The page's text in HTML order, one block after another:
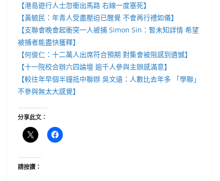
【港島遊行人士忽衝出馬路 右線一度塞死】
【黃毓民：年青人受盡壓迫已醒覺 不會再行禮如儀】
【支聯會晚會起衝突一人被捕 Simon Sin：暫未知詳情 希望
被捕者能盡快獲釋】
【何俊仁：十二萬人出席符合預期 對集會被阻感到遺憾】
【十一院校合辦六四論壇 逾千人參與主辦感滿意】
【較往年早個半鐘抵中聯辦 吳文遠：人數比去年多 「學聯」
不參與無太大感覺】
分享此文：
請按讚：